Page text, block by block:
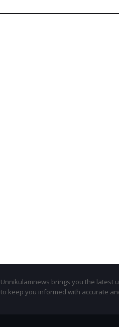
Unnikulamnews brings you the latest
to keep you informed with accurate